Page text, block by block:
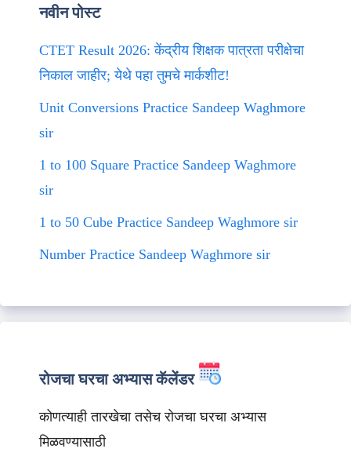
नवीन पोस्ट
CTET Result 2026: केंद्रीय शिक्षक पात्रता परीक्षेचा
निकाल जाहीर; येथे पहा तुमचे मार्कशीट!
Unit Conversions Practice Sandeep Waghmore
sir
1 to 100 Square Practice Sandeep Waghmore
sir
1 to 50 Cube Practice Sandeep Waghmore sir
Number Practice Sandeep Waghmore sir
रोजचा घरचा अभ्यास कॅलेंडर
कोणत्याही तारखेचा तसेच रोजचा घरचा अभ्यास
मिळवण्यासाठी